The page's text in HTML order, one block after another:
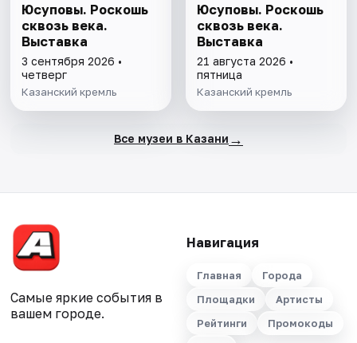
Юсуповы. Роскошь
сквозь века.
Выставка
3 сентября 2026 •
четверг
Казанский кремль
Юсуповы. Роскошь
сквозь века.
Выставка
21 августа 2026 •
пятница
Казанский кремль
Все музеи в Казани →
Самые яркие события в
вашем городе.
Навигация
Главная
Города
Площадки
Артисты
Рейтинги
Промокоды